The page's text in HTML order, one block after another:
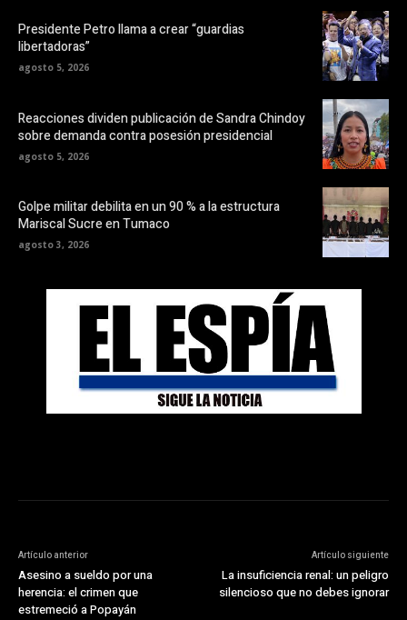
Presidente Petro llama a crear “guardias
libertadoras”
agosto 5, 2026
Reacciones dividen publicación de Sandra Chindoy
sobre demanda contra posesión presidencial
agosto 5, 2026
Golpe militar debilita en un 90 % a la estructura
Mariscal Sucre en Tumaco
agosto 3, 2026
Artículo anterior
Asesino a sueldo por una
herencia: el crimen que
estremeció a Popayán
Artículo siguiente
La insuficiencia renal: un peligro
silencioso que no debes ignorar